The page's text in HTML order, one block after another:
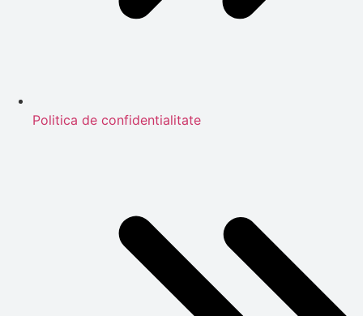
Politica de confidentialitate